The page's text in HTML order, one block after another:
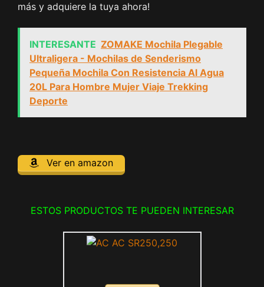
más y adquiere la tuya ahora!
INTERESANTE ZOMAKE Mochila Plegable
Ultraligera - Mochilas de Senderismo
Pequeña Mochila Con Resistencia Al Agua
20L Para Hombre Mujer Viaje Trekking
Deporte
Ver en amazon
ESTOS PRODUCTOS TE PUEDEN INTERESAR